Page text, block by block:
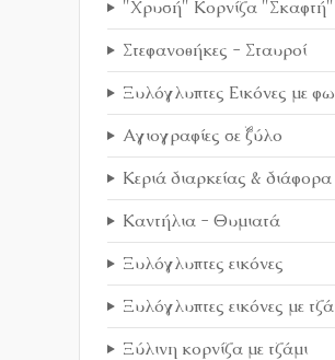
"Χρυσή" Κορνίζα "Σκαφτή"
Στεφανοθήκες - Σταυροί
Ξυλόγλυπτες Εικόνες με
Αγιογραφίες σε ξύλο
Κεριά διαρκείας & διάφορα
Καντήλια - Θυμιατά
Ξυλόγλυπτες εικόνες
Ξυλόγλυπτες εικόνες με
Ξύλινη κορνίζα με τζάμι